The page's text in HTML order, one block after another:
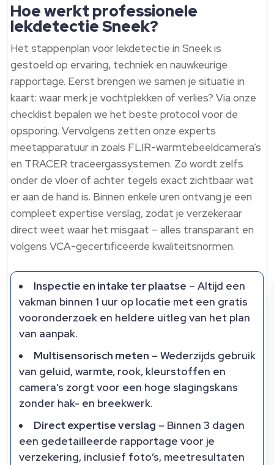
Hoe werkt professionele
lekdetectie Sneek?
Het stappenplan voor lekdetectie in Sneek is
gestoeld op ervaring, techniek en nauwkeurige
rapportage. Eerst brengen we samen je situatie in
kaart: waar merk je vochtplekken of verlies? Via onze
checklist bepalen we het beste protocol voor de
opsporing. Vervolgens zetten onze experts
meetapparatuur in zoals FLIR-warmtebeeldcamera’s
en TRACER traceergassystemen. Zo wordt zelfs
onder de vloer of achter tegels exact zichtbaar wat
er aan de hand is. Binnen enkele uren ontvang je een
compleet expertise verslag, zodat je verzekeraar
direct weet waar het misgaat – alles transparant en
volgens VCA-gecertificeerde kwaliteitsnormen.
Inspectie en intake ter plaatse – Altijd een
vakman binnen 1 uur op locatie met een gratis
vooronderzoek en heldere uitleg van het plan
van aanpak.
Multisensorisch meten – Wederzijds gebruik
van geluid, warmte, rook, kleurstoffen en
camera’s zorgt voor een hoge slagingskans
zonder hak- en breekwerk.
Direct expertise verslag – Binnen 3 dagen
een gedetailleerde rapportage voor je
verzekering, inclusief foto’s, meetresultaten